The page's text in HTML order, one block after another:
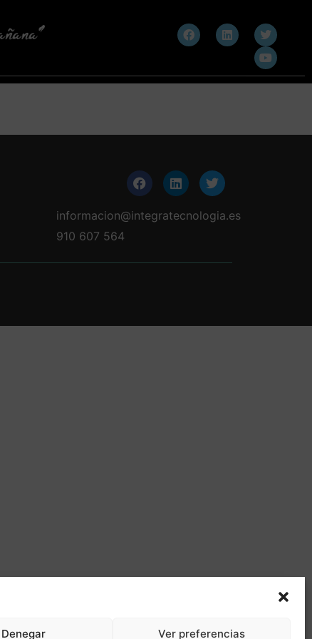
Denegar Ver preferencias
informacion@integratecnologia.es
910 607 564